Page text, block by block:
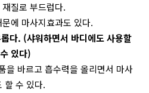
질로 부드럽다.
에 마사지효과도 있다.
다. (샤워하면서 바디에도 사용할
수 있다)
을 바르고 흡수력을 올리면서 마사
할 수 있다.